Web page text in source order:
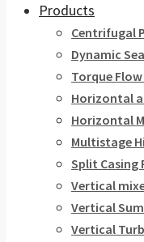
Products
Centrifugal
Dynamic
Torque
Horizontal
Horizontal
Multistage
Split Casing
Vertical
Vertical
Vertical